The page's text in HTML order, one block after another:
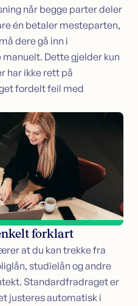
når begge parter deler
én betaler mesteparten,
dere gå inn i
Dette gjelder kun
har ikke rett på
fordelt feil med
forklart
at du kan trekke fra
studielån og andre
Standardfradraget er
justeres automatisk i